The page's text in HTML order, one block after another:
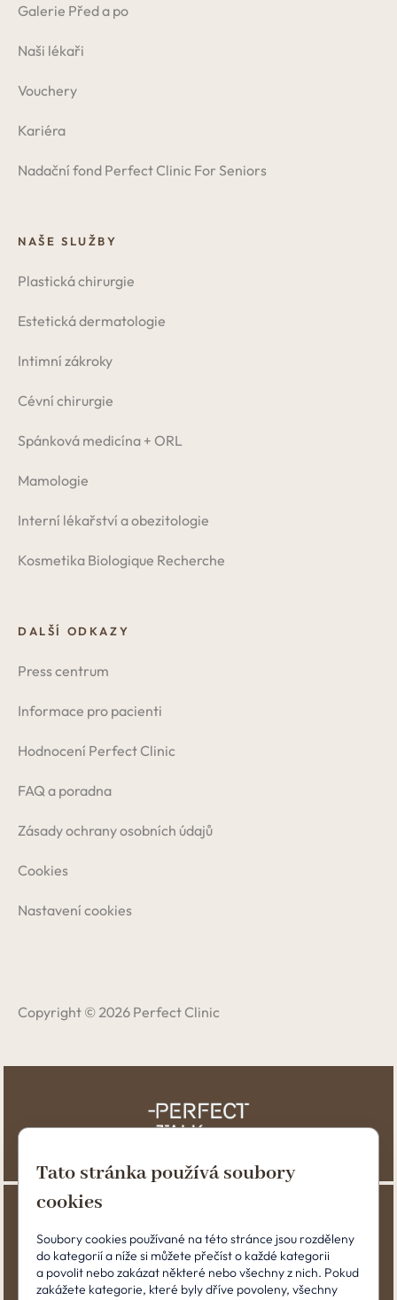
Galerie Před a po
Naši lékaři
Vouchery
Kariéra
Nadační fond Perfect Clinic For Seniors
NAŠE SLUŽBY
Plastická chirurgie
Estetická dermatologie
Intimní zákroky
Cévní chirurgie
Spánková medicína + ORL
Mamologie
Interní lékařství a obezitologie
Kosmetika Biologique Recherche
DALŠÍ ODKAZY
Press centrum
Informace pro pacienti
Hodnocení Perfect Clinic
FAQ a poradna
Zásady ochrany osobních údajů
Cookies
Nastavení cookies
Copyright © 2026 Perfect Clinic
Tato stránka používá soubory
cookies
Soubory cookies používané na této stránce jsou rozděleny
do kategorií a níže si můžete přečíst o každé kategorii
a povolit nebo zakázat některé nebo všechny z nich. Pokud
zakážete kategorie, které byly dříve povoleny, všechny